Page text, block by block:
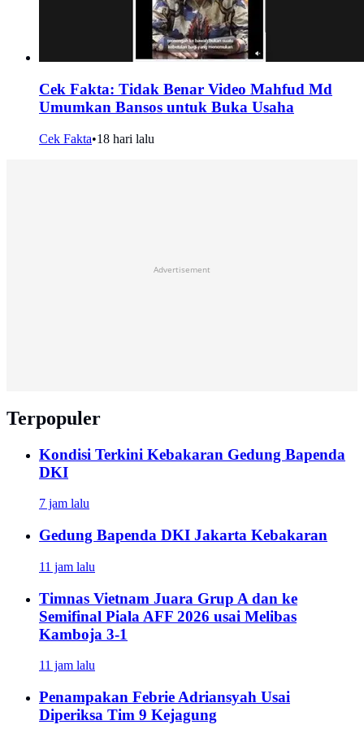
Cek Fakta: Tidak Benar Video Mahfud Md
Umumkan Bansos untuk Buka Usaha
Cek Fakta•18 hari lalu
Advertisement
Terpopuler
Kondisi Terkini Kebakaran Gedung Bapenda
DKI
7 jam lalu
Gedung Bapenda DKI Jakarta Kebakaran
11 jam lalu
Timnas Vietnam Juara Grup A dan ke
Semifinal Piala AFF 2026 usai Melibas
Kamboja 3-1
11 jam lalu
Penampakan Febrie Adriansyah Usai
Diperiksa Tim 9 Kejagung